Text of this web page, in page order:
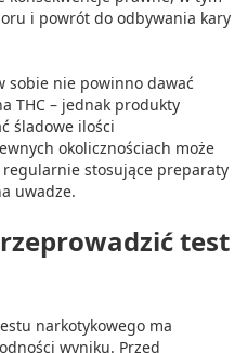
i powrót do odbywania kary
sobie nie powinno dawać
THC – jednak produkty
śladowe ilości
okolicznościach może
regularnie stosujące preparaty
uwadze.
test
narkotykowego ma
wyniku. Przed